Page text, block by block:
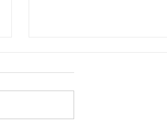
Début des carnets 1906